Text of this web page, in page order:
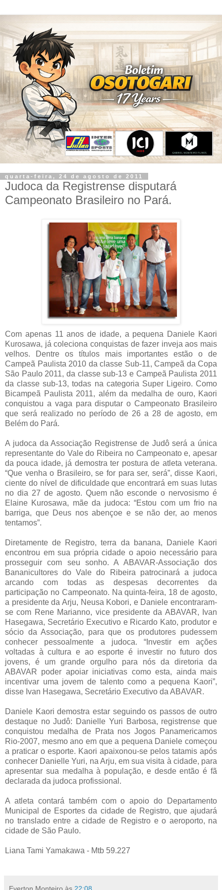
quarta-feira, 24 de agosto de 2011
Judoca da Registrense disputará
Campeonato Brasileiro no Pará.
Com apenas 11 anos de idade, a pequena Daniele Kaori
Kurosawa, já coleciona conquistas de fazer inveja aos mais
velhos. Dentre os títulos mais importantes estão o de
Campeã Paulista 2010 da classe Sub-11, Campeã da Copa
São Paulo 2011, da classe sub-13 e Campeã Paulista 2011
da classe sub-13, todas na categoria Super Ligeiro. Como
Bicampeã Paulista 2011, além da medalha de ouro, Kaori
conquistou a vaga para disputar o Campeonato Brasileiro
que será realizado no período de 26 a 28 de agosto, em
Belém do Pará.
A judoca da Associação Registrense de Judô será a única
representante do Vale do Ribeira no Campeonato e, apesar
da pouca idade, já demostra ter postura de atleta veterana.
“Que venha o Brasileiro, se for para ser, será”, disse Kaori,
ciente do nível de dificuldade que encontrará em suas lutas
no dia 27 de agosto. Quem não esconde o nervosismo é
Elaine Kurosawa, mãe da judoca: “Estou com um frio na
barriga, que Deus nos abençoe e se não der, ao menos
tentamos”.
Diretamente de Registro, terra da banana, Daniele Kaori
encontrou em sua própria cidade o apoio necessário para
prosseguir com seu sonho. A ABAVAR-Associação dos
Bananicultores do Vale do Ribeira patrocinará a judoca
arcando com todas as despesas decorrentes da
participação no Campeonato. Na quinta-feira, 18 de agosto,
a presidente da Arju, Neusa Kobori, e Daniele encontraram-
se com Rene Marianno, vice presidente da ABAVAR, Ivan
Hasegawa, Secretário Executivo e Ricardo Kato, produtor e
sócio da Associação, para que os produtores pudessem
conhecer pessoalmente a judoca. “Investir em ações
voltadas à cultura e ao esporte é investir no futuro dos
jovens, é um grande orgulho para nós da diretoria da
ABAVAR poder apoiar iniciativas como esta, ainda mais
incentivar uma jovem de talento como a pequena Kaori”,
disse Ivan Hasegawa, Secretário Executivo da ABAVAR.
Daniele Kaori demostra estar seguindo os passos de outro
destaque no Judô: Danielle Yuri Barbosa, registrense que
conquistou medalha de Prata nos Jogos Panamericamos
Rio-2007, mesmo ano em que a pequena Daniele começou
a praticar o esporte. Kaori apaixonou-se pelos tatamis após
conhecer Danielle Yuri, na Arju, em sua visita à cidade, para
apresentar sua medalha à população, e desde então é fã
declarada da judoca profissional.
A atleta contará também com o apoio do Departamento
Municipal de Esportes da cidade de Registro, que ajudará
no translado entre a cidade de Registro e o aeroporto, na
cidade de São Paulo.
Liana Tami Yamakawa - Mtb 59.227
Everton Monteiro às 22:08